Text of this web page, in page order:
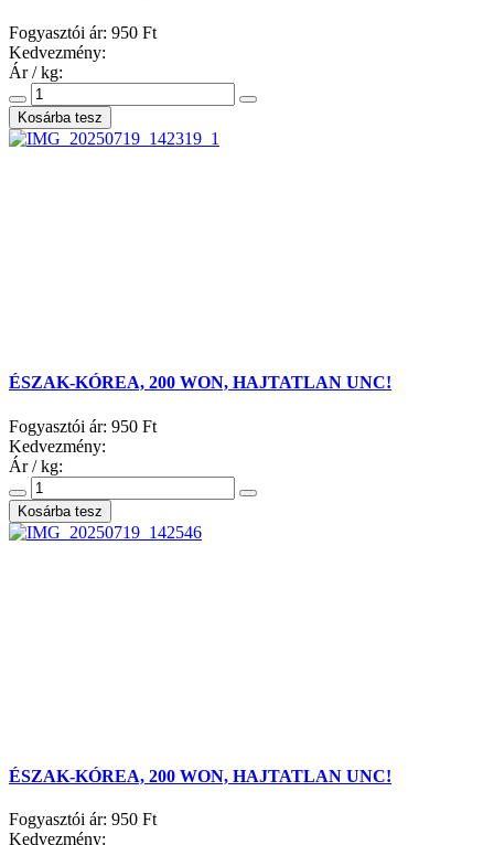
Fogyasztói ár: 950 Ft
Kedvezmény:
Ár / kg:
ÉSZAK-KÓREA, 200 WON, HAJTATLAN UNC!
Fogyasztói ár: 950 Ft
Kedvezmény:
Ár / kg:
ÉSZAK-KÓREA, 200 WON, HAJTATLAN UNC!
Fogyasztói ár: 950 Ft
Kedvezmény: